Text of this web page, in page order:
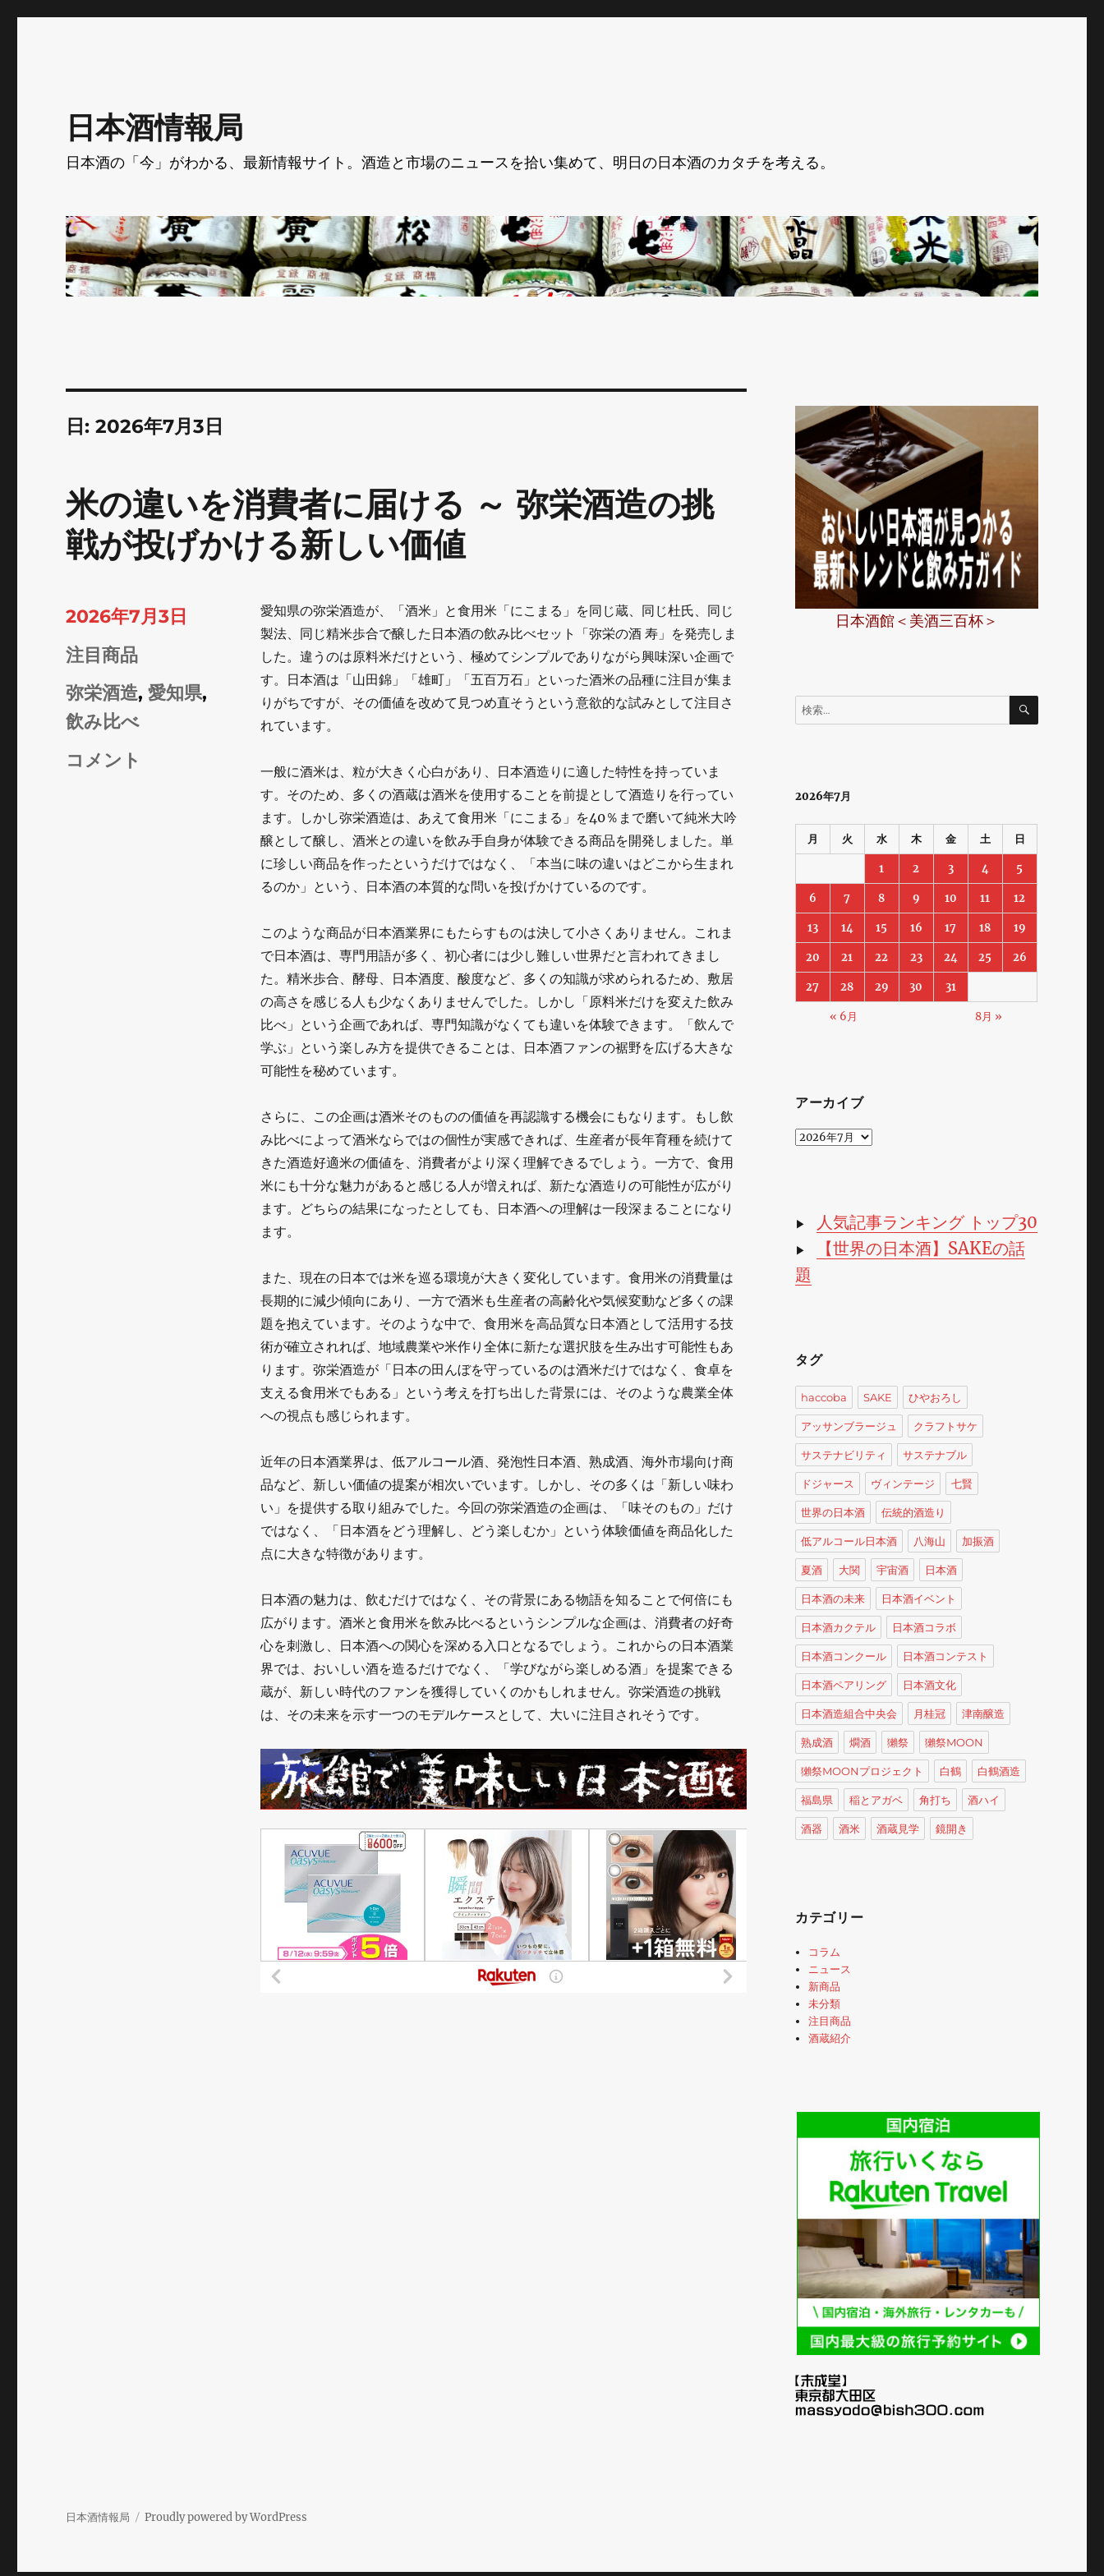
日本酒情報局
日本酒の「今」がわかる、最新情報サイト。酒造と市場のニュースを拾い集めて、明日の日本酒のカタチを考える。
日:2026年7月3日
米の違いを消費者に届ける ～ 弥栄酒造の挑
戦が投げかける新しい価値
愛知県の弥栄酒造が、「酒米」と食用米「にこまる」を同じ蔵、同じ杜氏、同じ
製法、同じ精米歩合で醸した日本酒の飲み比べセット「弥栄の酒 寿」を発売しま
した。違うのは原料米だけという、極めてシンプルでありながら興味深い企画で
す。日本酒は「山田錦」「雄町」「五百万石」といった酒米の品種に注目が集ま
りがちですが、その価値を改めて見つめ直そうという意欲的な試みとして注目さ
れています。
一般に酒米は、粒が大きく心白があり、日本酒造りに適した特性を持っていま
す。そのため、多くの酒蔵は酒米を使用することを前提として酒造りを行ってい
ます。しかし弥栄酒造は、あえて食用米「にこまる」を40％まで磨いて純米大吟
醸として醸し、酒米との違いを飲み手自身が体験できる商品を開発しました。単
に珍しい商品を作ったというだけではなく、「本当に味の違いはどこから生まれ
るのか」という、日本酒の本質的な問いを投げかけているのです。
このような商品が日本酒業界にもたらすものは決して小さくありません。これま
で日本酒は、専門用語が多く、初心者には少し難しい世界だと言われてきまし
た。精米歩合、酵母、日本酒度、酸度など、多くの知識が求められるため、敷居
の高さを感じる人も少なくありませんでした。しかし「原料米だけを変えた飲み
比べ」という企画であれば、専門知識がなくても違いを体験できます。「飲んで
学ぶ」という楽しみ方を提供できることは、日本酒ファンの裾野を広げる大きな
可能性を秘めています。
さらに、この企画は酒米そのものの価値を再認識する機会にもなります。もし飲
み比べによって酒米ならではの個性が実感できれば、生産者が長年育種を続けて
きた酒造好適米の価値を、消費者がより深く理解できるでしょう。一方で、食用
米にも十分な魅力があると感じる人が増えれば、新たな酒造りの可能性が広がり
ます。どちらの結果になったとしても、日本酒への理解は一段深まることになり
ます。
また、現在の日本では米を巡る環境が大きく変化しています。食用米の消費量は
長期的に減少傾向にあり、一方で酒米も生産者の高齢化や気候変動など多くの課
題を抱えています。そのような中で、食用米を高品質な日本酒として活用する技
術が確立されれば、地域農業や米作り全体に新たな選択肢を生み出す可能性もあ
ります。弥栄酒造が「日本の田んぼを守っているのは酒米だけではなく、食卓を
支える食用米でもある」という考えを打ち出した背景には、そのような農業全体
への視点も感じられます。
近年の日本酒業界は、低アルコール酒、発泡性日本酒、熟成酒、海外市場向け商
品など、新しい価値の提案が相次いでいます。しかし、その多くは「新しい味わ
い」を提供する取り組みでした。今回の弥栄酒造の企画は、「味そのもの」だけ
ではなく、「日本酒をどう理解し、どう楽しむか」という体験価値を商品化した
点に大きな特徴があります。
日本酒の魅力は、飲むだけではなく、その背景にある物語を知ることで何倍にも
広がります。酒米と食用米を飲み比べるというシンプルな企画は、消費者の好奇
心を刺激し、日本酒への関心を深める入口となるでしょう。これからの日本酒業
界では、おいしい酒を造るだけでなく、「学びながら楽しめる酒」を提案できる
蔵が、新しい時代のファンを獲得していくのかもしれません。弥栄酒造の挑戦
は、その未来を示す一つのモデルケースとして、大いに注目されそうです。
投
稿
2026年7月3日
カ
テ
ゴ
ー
注目商品
タ
グ
弥栄酒造,愛知県,
飲み比べ
米
コメント
日本酒館＜美酒三百杯＞
検
索:
検
2026年7月
月 火 水 木 金 土 日
1 2 3 4 5
6 7 8 9 10 11 12
13 14 15 16 17 18 19
20 21 22 23 24 25 26
27 28 29 30 31
« 6月 8月 »
アーカイブ
ア
▶
人気記事ランキング トップ30
▶
【世界の日本酒】SAKEの話
題
タグ
haccoba SAKE ひやおろし
アッサンブラージュ クラフトサケ
サステナビリティ サステナブル
ドジャース ヴィンテージ 七賢
世界の日本酒 伝統的酒造り
低アルコール日本酒 八海山 加振酒
夏酒 大関 宇宙酒 日本酒
日本酒の未来 日本酒イベント
日本酒カクテル 日本酒コラボ
日本酒コンクール 日本酒コンテスト
日本酒ペアリング 日本酒文化
日本酒造組合中央会 月桂冠 津南醸造
熟成酒 燗酒 獺祭 獺祭MOON
獺祭MOONプロジェクト 白鶴 白鶴酒造
福島県 稲とアガベ 角打ち 酒ハイ
酒器 酒米 酒蔵見学 鏡開き
カテゴリー
コラム
ニュース
新商品
未分類
注目商品
酒蔵紹介
日本酒情報局 Proudly powered by WordPress